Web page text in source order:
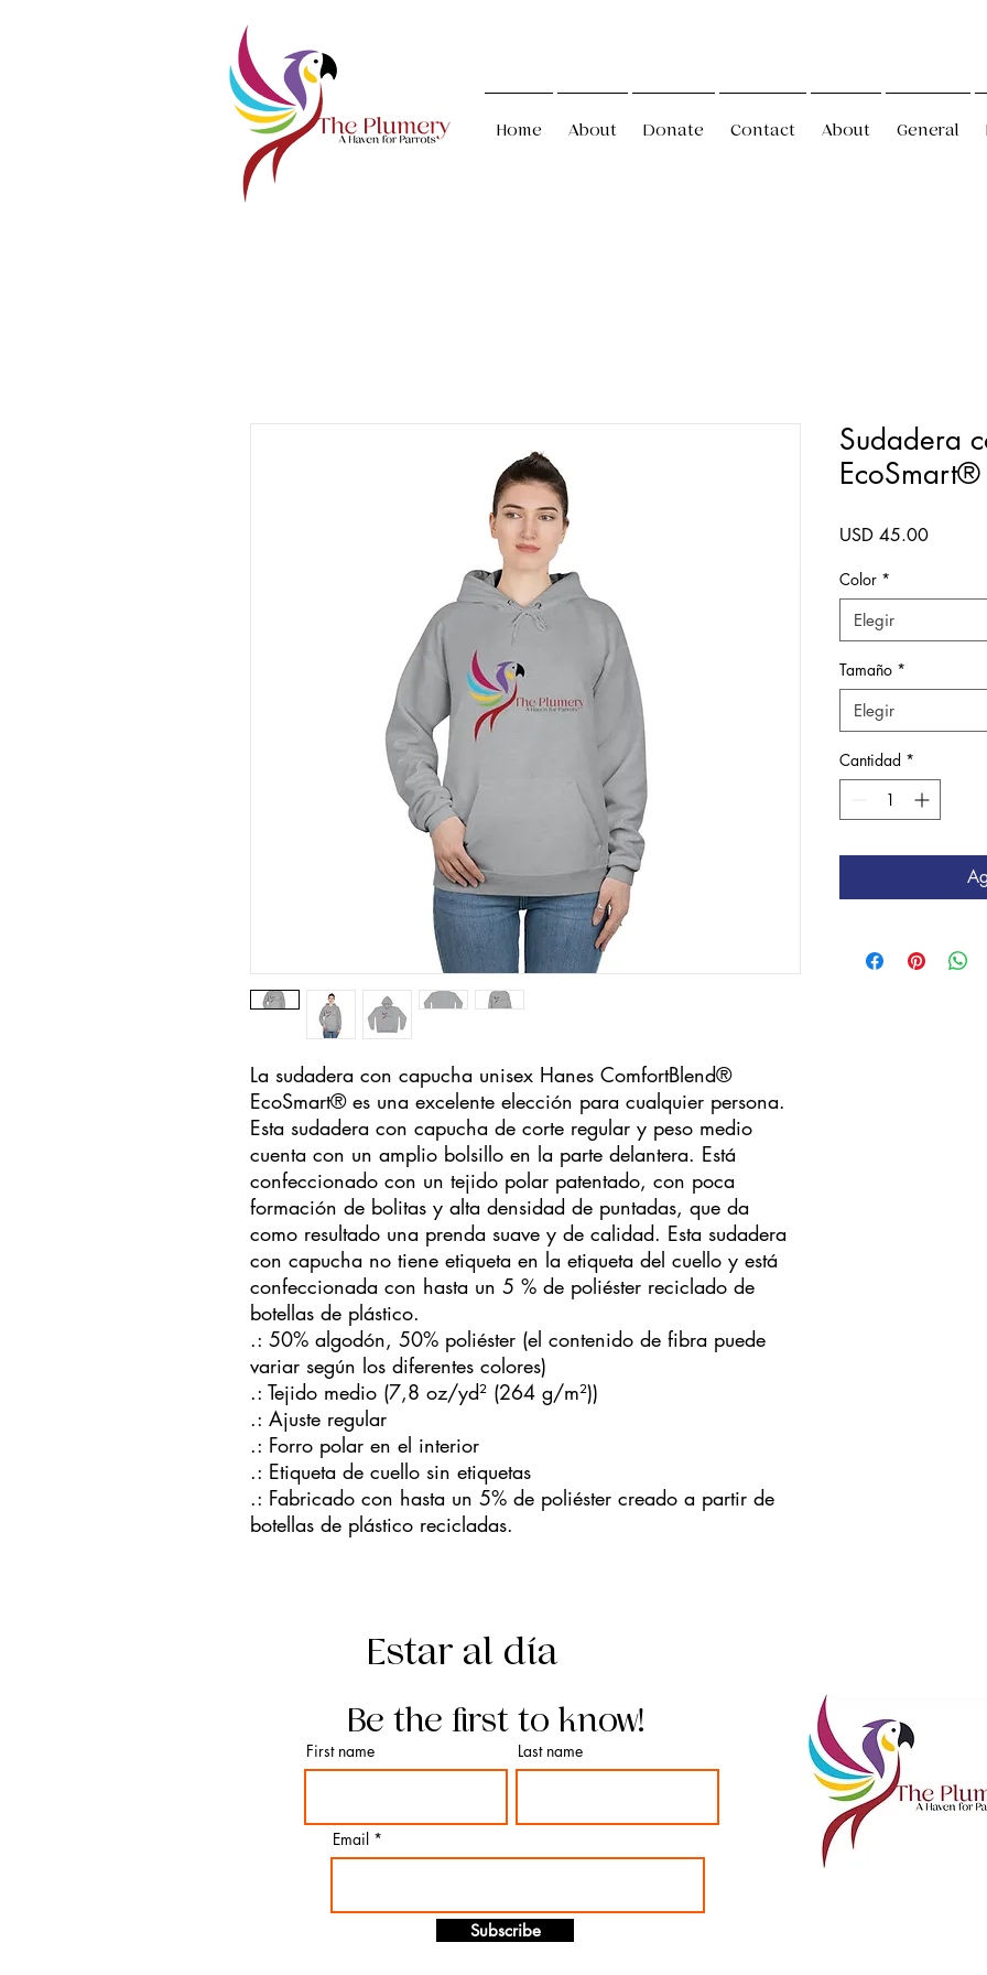
Home About Donate Contact About General
La sudadera con capucha unisex Hanes ComfortBlend®
EcoSmart® es una excelente elección para cualquier persona.
Esta sudadera con capucha de corte regular y peso medio
cuenta con un amplio bolsillo en la parte delantera. Está
confeccionado con un tejido polar patentado, con poca
formación de bolitas y alta densidad de puntadas, que da
como resultado una prenda suave y de calidad. Esta sudadera
con capucha no tiene etiqueta en la etiqueta del cuello y está
confeccionada con hasta un 5 % de poliéster reciclado de
botellas de plástico.
.: 50% algodón, 50% poliéster (el contenido de fibra puede
variar según los diferentes colores)
.: Tejido medio (7,8 oz/yd² (264 g/m²))
.: Ajuste regular
.: Forro polar en el interior
.: Etiqueta de cuello sin etiquetas
.: Fabricado con hasta un 5% de poliéster creado a partir de
botellas de plástico recicladas.
Sudadera
EcoSmart®
USD 45.00Precio
Color *
Elegir
Tamaño *
Elegir
Cantidad *
Estar al día
Be the first to know!
First name Last name
Email
Subscribe